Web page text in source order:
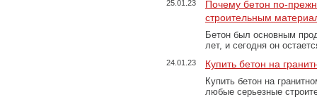
25.01.23
Почему бетон по-
строительным
Бетон был основным
лет, и сегодня он
24.01.23 Купить бетон на
Купить бетон на
любые серьезные